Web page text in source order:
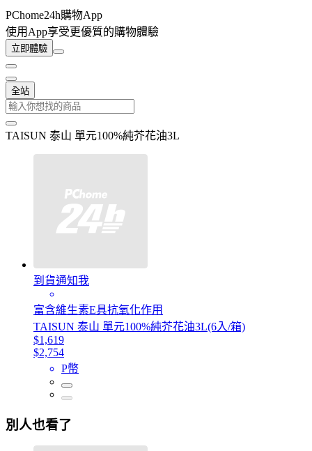
PChome24h購物App
使用App享受更優質的購物體驗
立即體驗
全站
TAISUN 泰山 單元100%純芥花油3L
到貨通知我
富含維生素E具抗氧化作用
TAISUN 泰山 單元100%純芥花油3L(6入/箱)
$1,619
$2,754
P幣
別人也看了